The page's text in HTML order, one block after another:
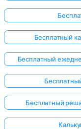
Бесплатный
Бесплатный
Бесплатный